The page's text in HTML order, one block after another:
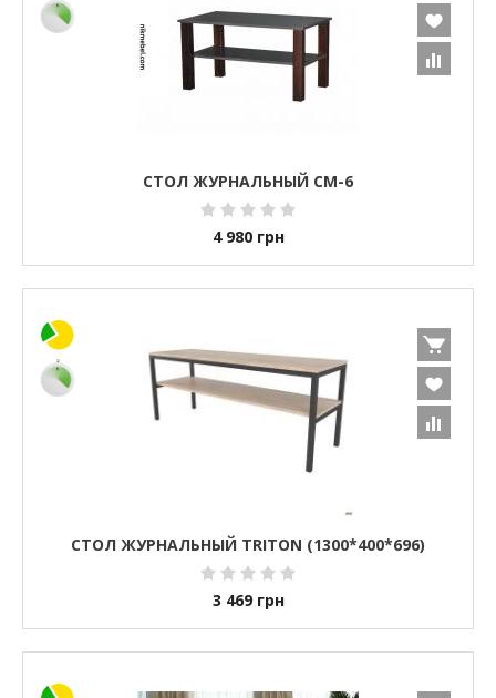
СТОЛ ЖУРНАЛЬНЫЙ СМ-6
4 980 грн
СТОЛ ЖУРНАЛЬНЫЙ TRITON (1300*400*696)
3 469 грн